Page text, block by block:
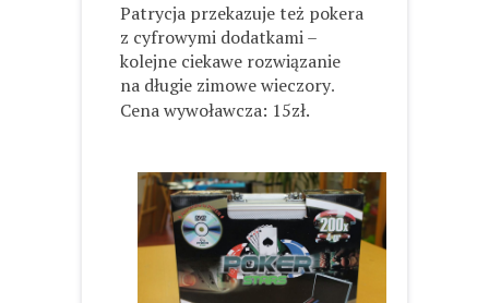
Patrycja przekazuje też pokera
z cyfrowymi dodatkami –
kolejne ciekawe rozwiązanie
na długie zimowe wieczory.
Cena wywoławcza: 15zł.